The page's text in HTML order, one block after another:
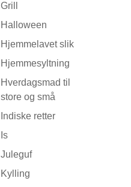
Grill
Halloween
Hjemmelavet slik
Hjemmesyltning
Hverdagsmad til
store og små
Indiske retter
Is
Juleguf
Kylling